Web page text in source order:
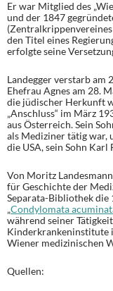
Er war Mitglied des
und der 1847
den Titel eines
erfolgte seine
Landegger verstarb am
Ehefrau Agnes am 28.
die jüdischer Herkunft
„Anschluss“ im März
aus Österreich. Sein
als Mediziner tätig war,
die USA, sein Sohn
Von Moritz
für Geschichte der
Separata-Bibliothek
„Condylomata
während seiner
Kinderkrankeninstitute
Wiener medizinischen
Quellen: